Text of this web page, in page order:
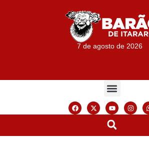
7 de agosto de 2026